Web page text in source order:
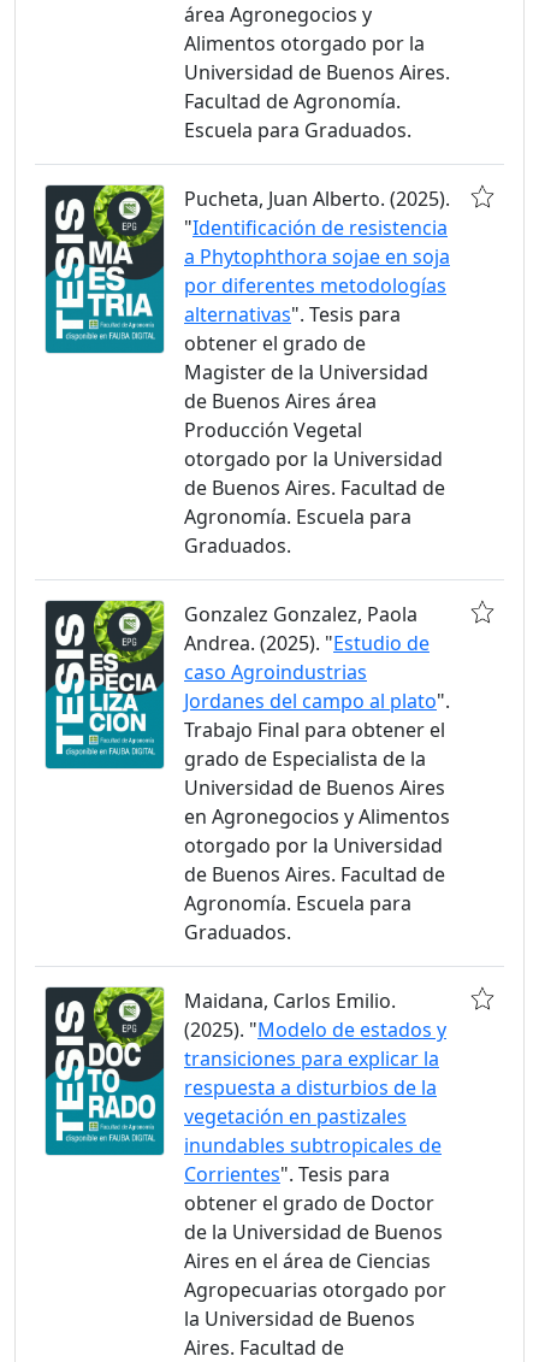
área Agronegocios y
Alimentos otorgado por la
Universidad de Buenos Aires.
Facultad de Agronomía.
Escuela para Graduados.
Pucheta, Juan Alberto. (2025).
"Identificación de resistencia
a Phytophthora sojae en soja
por diferentes metodologías
alternativas". Tesis para
obtener el grado de
Magister de la Universidad
de Buenos Aires área
Producción Vegetal
otorgado por la Universidad
de Buenos Aires. Facultad de
Agronomía. Escuela para
Graduados.
Gonzalez Gonzalez, Paola
Andrea. (2025). "Estudio de
caso Agroindustrias
Jordanes del campo al plato".
Trabajo Final para obtener el
grado de Especialista de la
Universidad de Buenos Aires
en Agronegocios y Alimentos
otorgado por la Universidad
de Buenos Aires. Facultad de
Agronomía. Escuela para
Graduados.
Maidana, Carlos Emilio.
(2025). "Modelo de estados y
transiciones para explicar la
respuesta a disturbios de la
vegetación en pastizales
inundables subtropicales de
Corrientes". Tesis para
obtener el grado de Doctor
de la Universidad de Buenos
Aires en el área de Ciencias
Agropecuarias otorgado por
la Universidad de Buenos
Aires. Facultad de